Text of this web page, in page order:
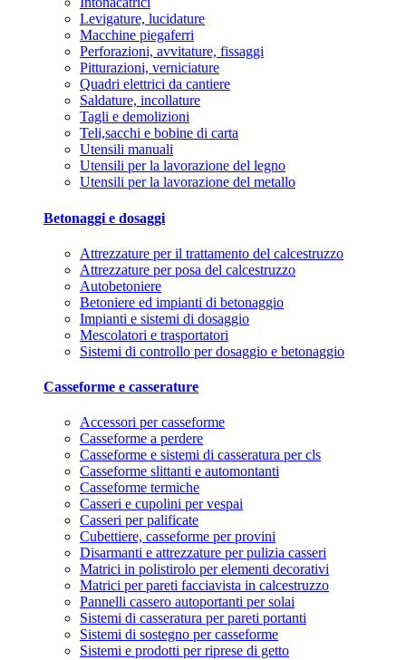
Levigature, lucidature
Macchine piegaferri
Perforazioni, avvitature, fissaggi
Pitturazioni, verniciature
Quadri elettrici da cantiere
Saldature, incollature
Tagli e demolizioni
Teli,sacchi e bobine di carta
Utensili manuali
Utensili per la lavorazione del legno
Utensili per la lavorazione del metallo
Betonaggi e dosaggi
Attrezzature per il trattamento del calcestruzzo
Attrezzature per posa del calcestruzzo
Autobetoniere
Betoniere ed impianti di betonaggio
Impianti e sistemi di dosaggio
Mescolatori e trasportatori
Sistemi di controllo per dosaggio e betonaggio
Casseforme e casserature
Accessori per casseforme
Casseforme a perdere
Casseforme e sistemi di casseratura per cls
Casseforme slittanti e automontanti
Casseforme termiche
Casseri e cupolini per vespai
Casseri per palificate
Cubettiere, casseforme per provini
Disarmanti e attrezzature per pulizia casseri
Matrici in polistirolo per elementi decorativi
Matrici per pareti facciavista in calcestruzzo
Pannelli cassero autoportanti per solai
Sistemi di casseratura per pareti portanti
Sistemi di sostegno per casseforme
Sistemi e prodotti per riprese di getto